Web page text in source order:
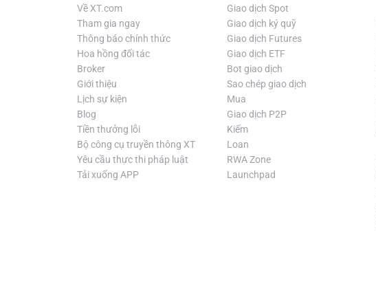
tại Hanson Robotics, công ty đối tác giúp đưa SingularityNET vào cuộc
Robotics, đảm nhiệm vai trò Trưởng bộ phận Robot. Nổi tiếng nhất,
cảm nhất cho đến nay. Sophia cũng là một thành viên tự hào của đội ngũ
của nền tảng và dự kiến sẽ ra mắt beta công khai vào giữa năm 2018.
* Giới thiệu này được tạo ra bởi AI dịch thuật và chỉ để tham khảo.
Về XT.com
Tham gia ngay
Thông báo chính thức
Hoa hồng đối tác
Broker
Giới thiệu
Lịch sự kiện
Blog
Tiền thưởng lỗi
Bộ công cụ truyền thông XT
Yêu cầu thực thi pháp luật
Tải xuống APP
Giao dịch Spot
Giao dịch ký quỹ
Giao dịch Futures
Giao dịch ETF
Bot giao dịch
Sao chép giao dịch
Mua
Giao dịch P2P
Kiếm
Loan
RWA Zone
Launchpad